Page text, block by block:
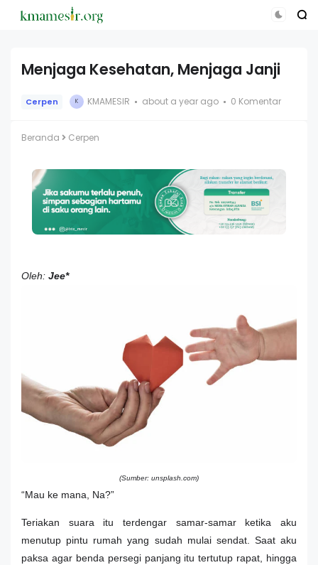
Menjaga Kesehatan, Menjaga Janji
Cerpen K KMAMESIR about a year ago 0 Komentar
Beranda Cerpen
Oleh: Jee*
(Sumber: unsplash.com)
“Mau ke mana, Na?”
Teriakan suara itu terdengar samar-samar ketika aku
menutup pintu rumah yang sudah mulai sendat. Saat aku
paksa agar benda persegi panjang itu tertutup rapat, hingga